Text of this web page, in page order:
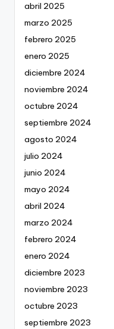
abril 2025
marzo 2025
febrero 2025
enero 2025
diciembre 2024
noviembre 2024
octubre 2024
septiembre 2024
agosto 2024
julio 2024
junio 2024
mayo 2024
abril 2024
marzo 2024
febrero 2024
enero 2024
diciembre 2023
noviembre 2023
octubre 2023
septiembre 2023